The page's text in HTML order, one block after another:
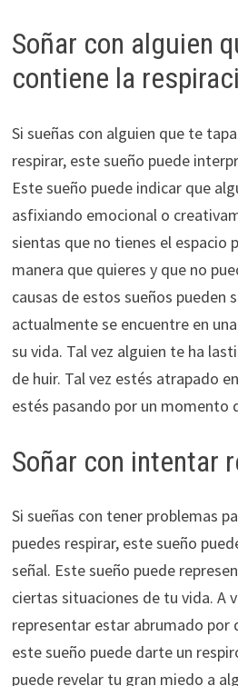
Soñar con alguien
contiene la
Si sueñas con alguien que te
respirar, este sueño puede
Este sueño puede indicar que
asfixiando emocional o
sientas que no tienes el espacio
manera que quieres y que no
causas de estos sueños pueden
actualmente se encuentre en
su vida. Tal vez alguien te ha
de huir. Tal vez estés atrapado
estés pasando por un momento
Soñar con intentar
Si sueñas con tener problemas
puedes respirar, este sueño
señal. Este sueño puede
ciertas situaciones de tu vida. A
representar estar abrumado por
este sueño puede darte un
puede revelar tu gran miedo a